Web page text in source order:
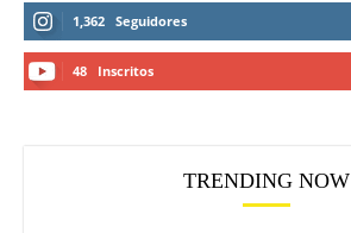
1,362 Seguidores
48 Inscritos
TRENDING NOW